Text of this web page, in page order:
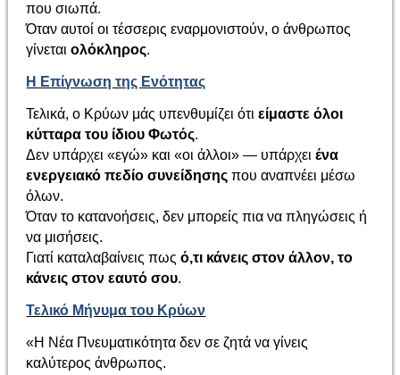
που σιωπά.
Όταν αυτοί οι τέσσερις εναρμονιστούν, ο άνθρωπος
γίνεταιολόκληρος.
Η Επίγνωση της Ενότητας
Τελικά, ο Κρύων μάς υπενθυμίζει ότιείμαστε όλοι
κύτταρα του ίδιου Φωτός.
Δεν υπάρχει «εγώ» και «οι άλλοι» — υπάρχειένα
ενεργειακό πεδίο συνείδησης που αναπνέει μέσω
όλων.
Όταν το κατανοήσεις, δεν μπορείς πια να πληγώσεις ή
να μισήσεις.
Γιατί καταλαβαίνεις πωςό,τι κάνεις στον άλλον, το
κάνεις στον εαυτό σου.
Τελικό Μήνυμα του Κρύων
«Η Νέα Πνευματικότητα δεν σε ζητά να γίνεις
καλύτερος άνθρωπος.